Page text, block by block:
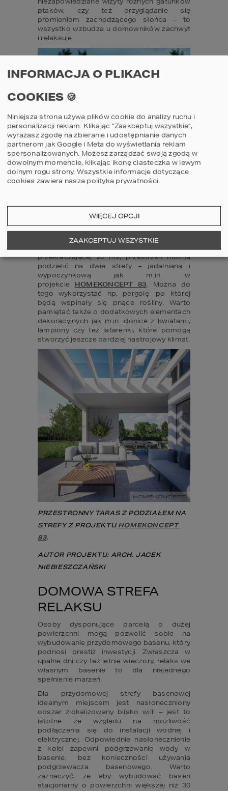
ptaków, czy też przyglądanie się
promieniom zachodzącego słońca – to
wszystko wzbudza u domowników zachwyt
i relaksuje.
PROJEKT HOMEKONCEPT 55 – TARAS ZE
STREFĄ WYPOCZYNKOWĄ.
AUTOR PROJEKTU: ARCH. JACEK
NIEBIESZCZAŃSKI
się go zazwyczaj od strony południowo-
wschodniej lub zachodniej na tyłach domu.
Wyposażenie tarasu jest uzależnione od
jego wielkości. W przypadku powierzchni
przekraczającej 20 m2, przestrzeń można
podzielić na dwie strefy – jadalnianą i
wypoczynkową jak m.in. w
projekcie HOMEKONCEPT 83. Można do
tego wykorzystać np. pergolę, po której
będą wspinały się pnące rośliny. Warto
pamiętać także o dodatkowych elementach
dekoracyjnych jak m.in. donice z kwiatami,
lampiony czy też latarenki, które pomogą
stworzyć jeszcze bardziej nastrojowy klimat.
PRZESTRONNY TARAS Z PODZIAŁEM NA
STREFY Z PROJEKTU HOMEKONCEPT
83.
AUTOR PROJEKTU: ARCH. JACEK
NIEBIESZCZAŃSKI
DOMOWA STREFA
RELAKSU
Osoby dysponujące parcelą o dużej
powierzchni mogą pozwolić sobie na
wybudowanie przydomowego basenu, który
podnosi prestiż inwestycji. Zwłaszcza w
upalne dni czy też letnie wieczory, relaks we
własnym basenie to dla niejednego
spełnienie marzeń.
Dla przydomowej strefy basenowej
idealnym miejscem jest nasłoneczniony
obszar zlokalizowany blisko willi – jest to
istotne ze względu na możliwość
podłączenia się do instalacji wodnej i
elektrycznej. Odpowiednie nasłonecznienie
z kolei zapewni podgrzewanie wody w
basenie, bez konieczności używania
podgrzewacza basenowego. Warto
zaznaczyć, że aby wybudować basen
stacjonarny o powierzchni większej niż 30
INFORMACJA O PLIKACH
COOKIES 🍪
Niniejsza strona używa plików cookie do analizy ruchu i
personalizacji reklam. Klikając “Zaakceptuj wszystkie”,
wyrażasz zgodę na zbieranie i udostępnianie danych
partnerom jak Google i Meta do wyświetlania reklam
spersonalizowanych. Możesz zarządzać swoją zgodą w
dowolnym momencie, klikając ikonę ciasteczka w lewym
dolnym rogu strony. Wszystkie informacje dotyczące
cookies zawiera nasza polityka prywatności.
WIĘCEJ OPCJI
ZAAKCEPTUJ WSZYSTKIE